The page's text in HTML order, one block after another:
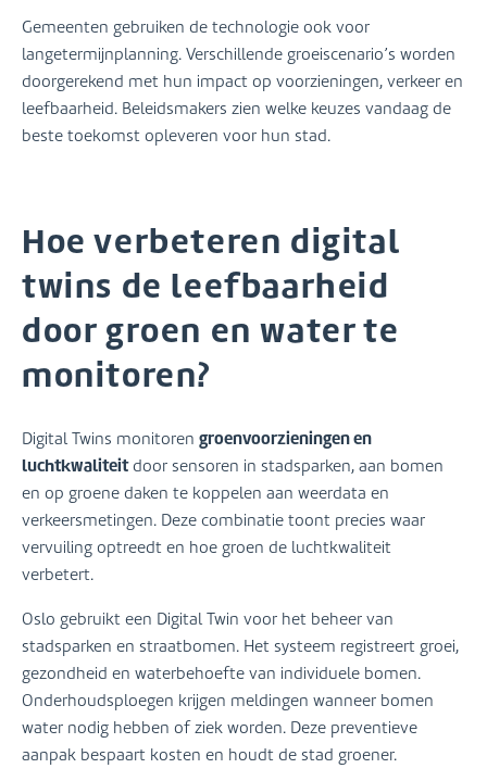
Gemeenten gebruiken de technologie ook voor
langetermijnplanning. Verschillende groeiscenario’s worden
doorgerekend met hun impact op voorzieningen, verkeer en
leefbaarheid. Beleidsmakers zien welke keuzes vandaag de
beste toekomst opleveren voor hun stad.
Hoe verbeteren digital
twins de leefbaarheid
door groen en water te
monitoren?
Digital Twins monitoren groenvoorzieningen en
luchtkwaliteitdoor sensoren in stadsparken, aan bomen
en op groene daken te koppelen aan weerdata en
verkeersmetingen. Deze combinatie toont precies waar
vervuiling optreedt en hoe groen de luchtkwaliteit
verbetert.
Oslo gebruikt een Digital Twin voor het beheer van
stadsparken en straatbomen. Het systeem registreert groei,
gezondheid en waterbehoefte van individuele bomen.
Onderhoudsploegen krijgen meldingen wanneer bomen
water nodig hebben of ziek worden. Deze preventieve
aanpak bespaart kosten en houdt de stad groener.